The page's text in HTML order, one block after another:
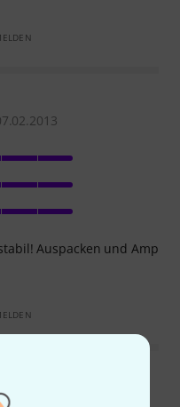
Auspacken und Amp
Roadeinsatz
13.09.2012